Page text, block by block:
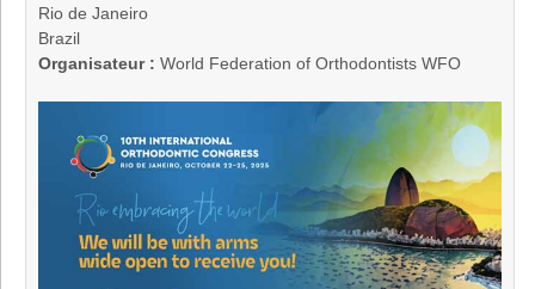
Rio de Janeiro
Brazil
Organisateur : World Federation of Orthodontists WFO